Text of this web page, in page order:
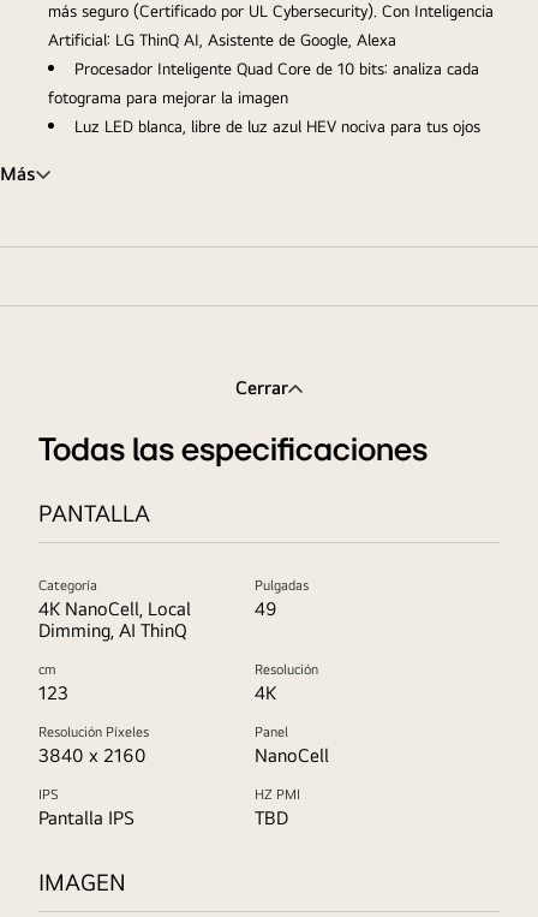
más seguro (Certificado por UL Cybersecurity). Con Inteligencia
Artificial: LG ThinQ AI, Asistente de Google, Alexa
Procesador Inteligente Quad Core de 10 bits: analiza cada
fotograma para mejorar la imagen
Luz LED blanca, libre de luz azul HEV nociva para tus ojos
Más
Cerrar
Todas las especificaciones
PANTALLA
Categoría
4K NanoCell, Local
Dimming, AI ThinQ
Pulgadas
49
cm
123
Resolución
4K
Resolución Píxeles
3840 x 2160
Panel
NanoCell
IPS
Pantalla IPS
HZ PMI
TBD
IMAGEN